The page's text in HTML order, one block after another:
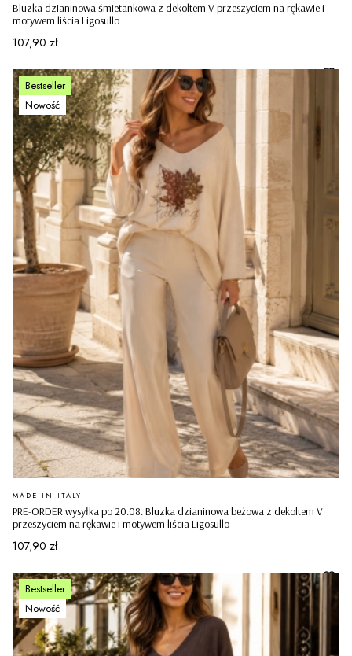
Bluzka dzianinowa śmietankowa z dekoltem V przeszyciem na rękawie i
motywem liścia Ligosullo
Cena
107,90 zł
Bestseller
Nowość
PRE-ORDER wysyłka po 20.08. Bluzka dzianinowa beżowa z dekoltem V
przeszyciem na rękawie i motywem liścia Ligosullo
PRODUCENT
MADE IN ITALY
Cena
107,90 zł
Bestseller
Nowość